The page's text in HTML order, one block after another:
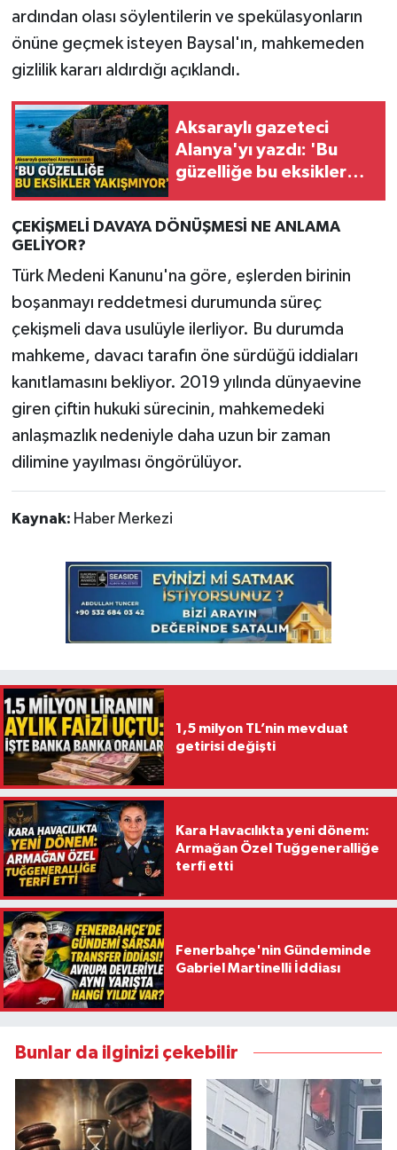
ardından olası söylentilerin ve spekülasyonların
önüne geçmek isteyen Baysal'ın, mahkemeden
gizlilik kararı aldırdığı açıklandı.
Aksaraylı gazeteci
Alanya'yı yazdı: 'Bu
güzelliğe bu eksikler
ÇEKİŞMELİ DAVAYA DÖNÜŞMESİ NE ANLAMA
GELİYOR?
Türk Medeni Kanunu'na göre, eşlerden birinin
boşanmayı reddetmesi durumunda süreç
çekişmeli dava usulüyle ilerliyor. Bu durumda
mahkeme, davacı tarafın öne sürdüğü iddiaları
kanıtlamasını bekliyor. 2019 yılında dünyaevine
giren çiftin hukuki sürecinin, mahkemedeki
anlaşmazlık nedeniyle daha uzun bir zaman
dilimine yayılması öngörülüyor.
Kaynak: Haber Merkezi
1,5 milyon TL’nin mevduat
getirisi değişti
Kara Havacılıkta yeni dönem:
Armağan Özel Tuğgeneralliğe
terfi etti
Fenerbahçe'nin Gündeminde
Gabriel Martinelli İddiası
Bunlar da ilginizi çekebilir